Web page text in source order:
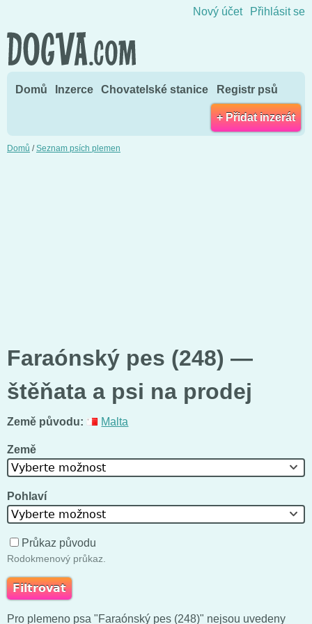
Nový účet Přihlásit se
Domů Inzerce Chovatelské stanice Registr psů
+ Přidat inzerát
Domů /Seznam psích plemen
Faraónský pes (248) —
štěňata a psi na prodej
Země původu: Malta
Země
Vyberte možnost
Pohlaví
Vyberte možnost
Průkaz původu
Rodokmenový průkaz.
Pro plemeno psa "Faraónský pes (248)" nejsou uvedeny